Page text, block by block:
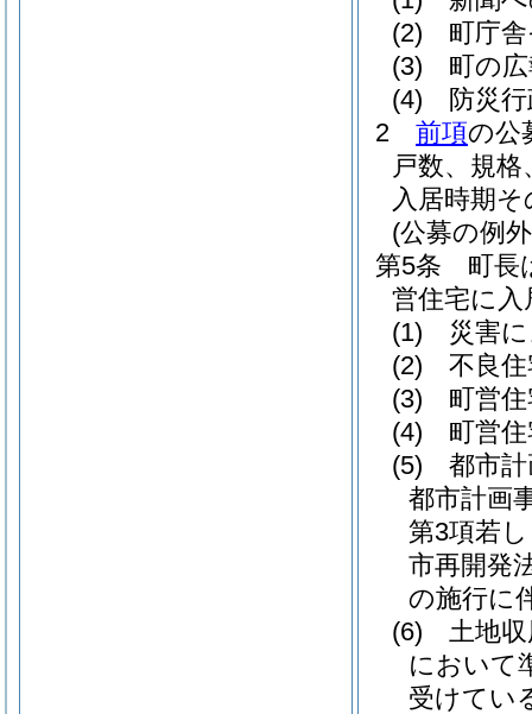
(2)
町庁
(3)
町の
(4)
防災
2
前項の公
戸数、規
入居時期
(公募の例
第5条
町長
営住宅に
(1)
災害
(2)
不良
(3)
町営
(4)
町営
(5)
都市
都市計画
第3項若
市再開発
の施行に
(6)
土地
において
受けてい